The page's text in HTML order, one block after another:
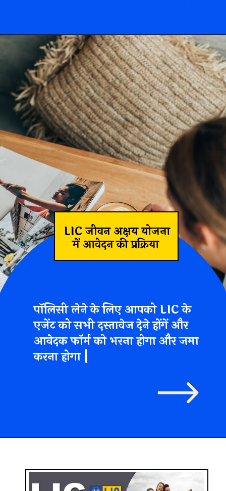
LIC जीवन अक्षय योजना
में आवेदन की प्रक्रिया
पॉलिसी लेने के लिए आपको LIC के
एजेंट को सभी दस्तावेज देने होंगें और
आवेदक फॉर्म को भरना होगा और जमा
करना होगा |